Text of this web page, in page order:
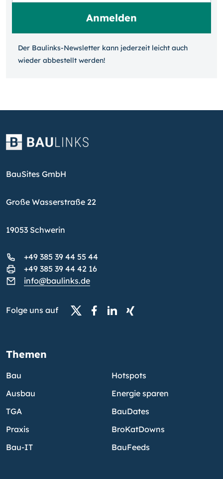
Der Baulinks-Newsletter kann jeder­zeit leicht auch
wieder ab­bestellt werden!
BauSites GmbH
Große Wasserstraße 22
19053 Schwerin
+49 385 39 44 55 44
+49 385 39 44 42 16
info@baulinks.de
Folge uns auf
Themen
Bau
Ausbau
TGA
Praxis
Bau-IT
Hotspots
Energie sparen
BauDates
BroKatDowns
BauFeeds